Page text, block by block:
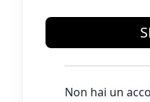
Non hai un